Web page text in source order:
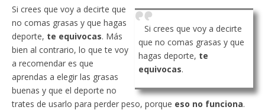
Si crees que voy a decirte
que no comas grasas y que
hagas deporte, te
equivocas.
Si crees que voy a decirte que
no comas grasas y que hagas
deporte, te equivocas. Más
bien al contrario, lo que te voy
a recomendar es que
aprendas a elegir las grasas
buenas y que el deporte no
trates de usarlo para perder peso, porque eso no funciona.